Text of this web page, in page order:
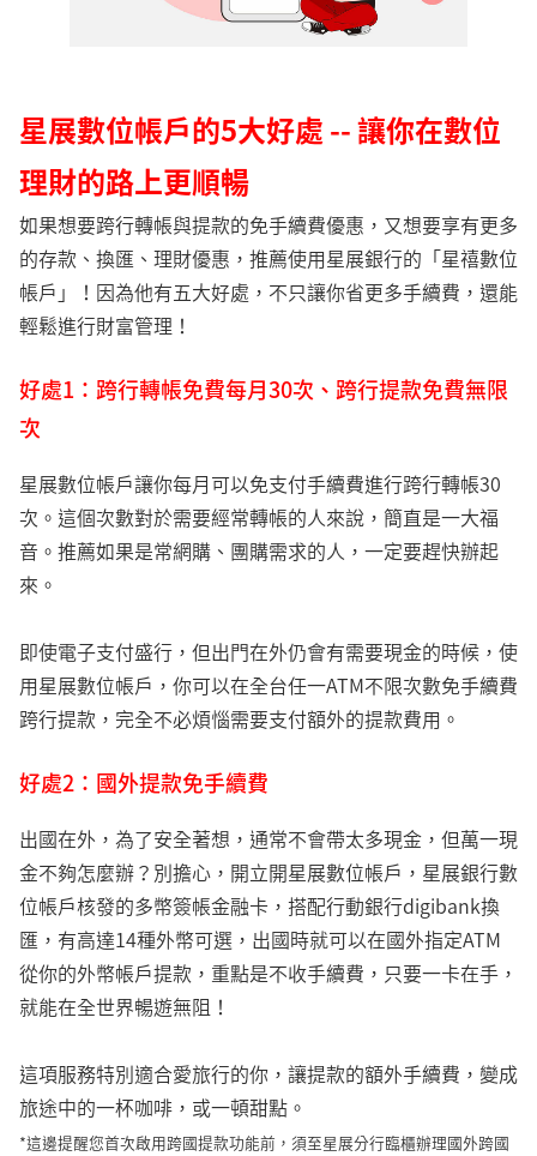
星展數位帳戶的5大好處 -- 讓你在數位
理財的路上更順暢
如果想要跨行轉帳與提款的免手續費優惠，又想要享有更多
的存款、換匯、理財優惠，推薦使用星展銀行的「星禧數位
帳戶」！因為他有五大好處，不只讓你省更多手續費，還能
輕鬆進行財富管理！
好處1：跨行轉帳免費每月30次、跨行提款免費無限
次
星展數位帳戶讓你每月可以免支付手續費進行跨行轉帳30
次。這個次數對於需要經常轉帳的人來說，簡直是一大福
音。推薦如果是常網購、團購需求的人，一定要趕快辦起
來。
即使電子支付盛行，但出門在外仍會有需要現金的時候，使
用星展數位帳戶，你可以在全台任一ATM不限次數免手續費
跨行提款，完全不必煩惱需要支付額外的提款費用。
好處2：國外提款免手續費
出國在外，為了安全著想，通常不會帶太多現金，但萬一現
金不夠怎麼辦？別擔心，開立開星展數位帳戶，星展銀行數
位帳戶核發的多幣簽帳金融卡，搭配行動銀行digibank換
匯，有高達14種外幣可選，出國時就可以在國外指定ATM
從你的外幣帳戶提款，重點是不收手續費，只要一卡在手，
就能在全世界暢遊無阻！
這項服務特別適合愛旅行的你，讓提款的額外手續費，變成
旅途中的一杯咖啡，或一頓甜點。
*這邊提醒您首次啟用跨國提款功能前，須至星展分行臨櫃辦理國外跨國